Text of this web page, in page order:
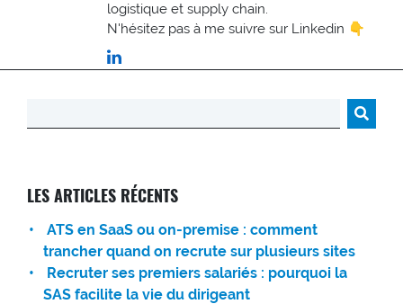
logistique et supply chain.
N'hésitez pas à me suivre sur Linkedin 👇
LES ARTICLES RÉCENTS
ATS en SaaS ou on-premise : comment
trancher quand on recrute sur plusieurs sites
Recruter ses premiers salariés : pourquoi la
SAS facilite la vie du dirigeant